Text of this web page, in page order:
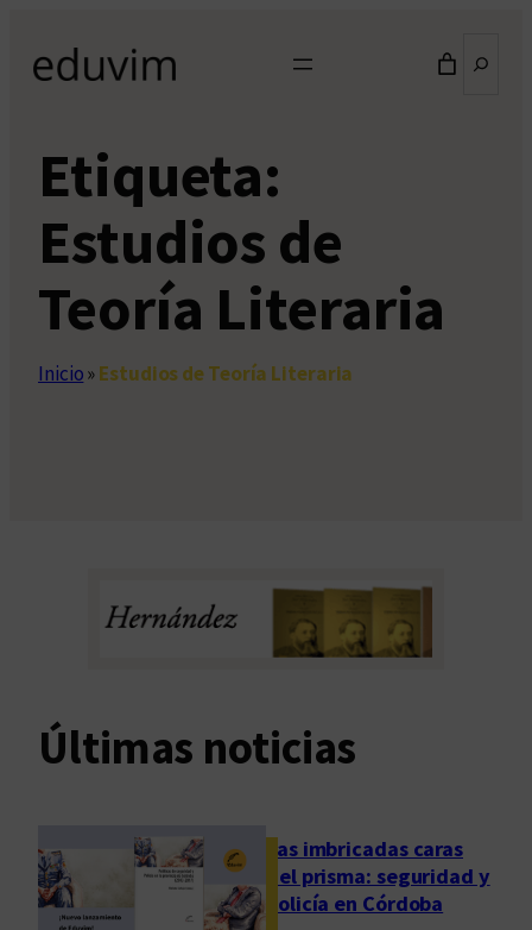
contenido
Etiqueta:
Estudios de
Teoría Literaria
Inicio»Estudios de Teoría Literaria
Últimas noticias
Las imbricadas caras
del prisma: seguridad y
policía en Córdoba